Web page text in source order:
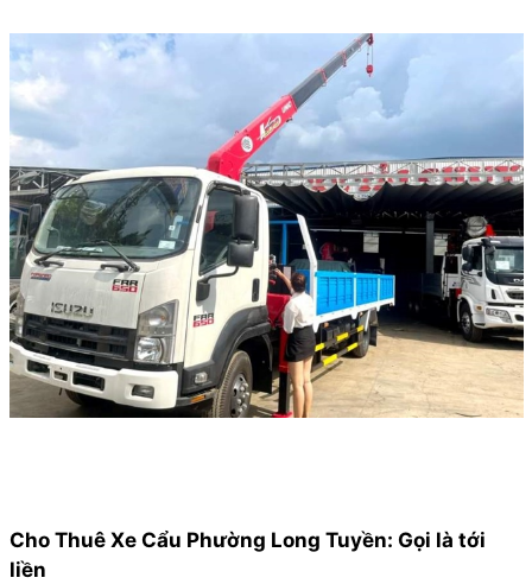
Cho Thuê Xe Cẩu Phường Long Tuyền: Gọi là tới
liền